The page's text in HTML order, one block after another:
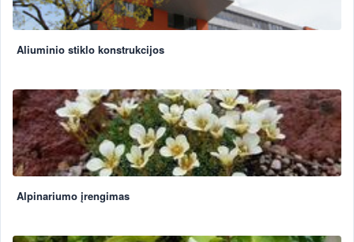
Aliuminio stiklo konstrukcijos
Alpinariumo įrengimas